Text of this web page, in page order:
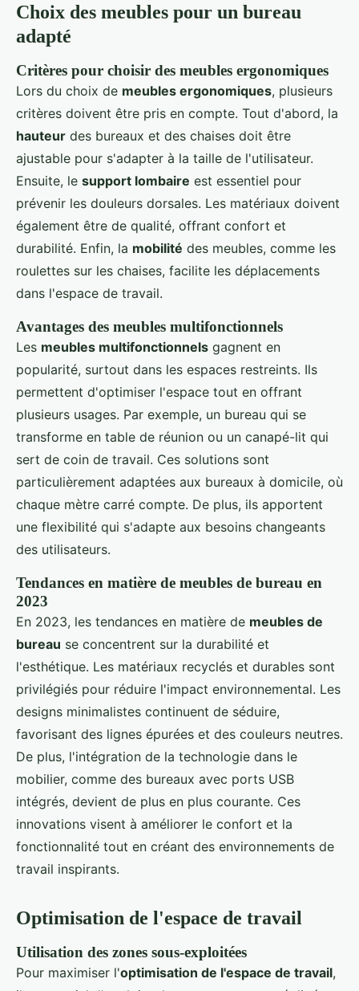
Choix des meubles pour un bureau
adapté
Critères pour choisir des meubles ergonomiques
Lors du choix de meubles ergonomiques, plusieurs
critères doivent être pris en compte. Tout d'abord, la
hauteur des bureaux et des chaises doit être
ajustable pour s'adapter à la taille de l'utilisateur.
Ensuite, le support lombaire est essentiel pour
prévenir les douleurs dorsales. Les matériaux doivent
également être de qualité, offrant confort et
durabilité. Enfin, la mobilité des meubles, comme les
roulettes sur les chaises, facilite les déplacements
dans l'espace de travail.
Avantages des meubles multifonctionnels
Les meubles multifonctionnels gagnent en
popularité, surtout dans les espaces restreints. Ils
permettent d'optimiser l'espace tout en offrant
plusieurs usages. Par exemple, un bureau qui se
transforme en table de réunion ou un canapé-lit qui
sert de coin de travail. Ces solutions sont
particulièrement adaptées aux bureaux à domicile, où
chaque mètre carré compte. De plus, ils apportent
une flexibilité qui s'adapte aux besoins changeants
des utilisateurs.
Tendances en matière de meubles de bureau en
2023
En 2023, les tendances en matière de meubles de
bureau se concentrent sur la durabilité et
l'esthétique. Les matériaux recyclés et durables sont
privilégiés pour réduire l'impact environnemental. Les
designs minimalistes continuent de séduire,
favorisant des lignes épurées et des couleurs neutres.
De plus, l'intégration de la technologie dans le
mobilier, comme des bureaux avec ports USB
intégrés, devient de plus en plus courante. Ces
innovations visent à améliorer le confort et la
fonctionnalité tout en créant des environnements de
travail inspirants.
Optimisation de l'espace de travail
Utilisation des zones sous-exploitées
Pour maximiser l'optimisation de l'espace de travail,